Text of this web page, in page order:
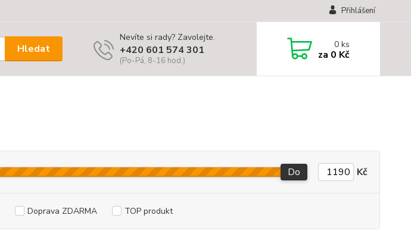
Přihlášení
Hledat
Nevíte si rady? Zavolejte.
+420 601 574 301
(Po-Pá, 8-16 hod.)
0ks
za 0 Kč
Do Kč
Doprava ZDARMA TOP produkt